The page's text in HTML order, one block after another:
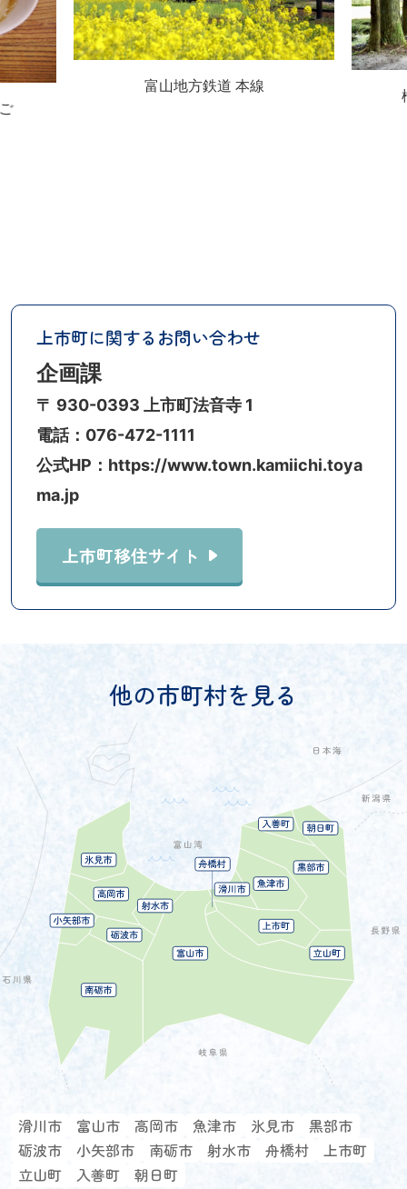
富山地方鉄道 本線
上市町に関するお問い合わせ
企画課
〒 930-0393 上市町法音寺 1
電話：076-472-1111
公式HP：https://www.town.kamiichi.toya
ma.jp
上市町移住サイト
他の市町村を見る
滑川市 富山市 高岡市 魚津市 氷見市
黒部市
砺波市
小矢部市 南砺市 射水市 舟橋村
上市町
立山町
入善町 朝日町